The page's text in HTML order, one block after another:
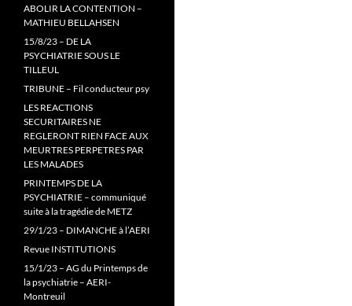
ABOLIR LA CONTENTION –
MATHIEU BELLAHSEN
15/8/23 – DE LA
PSYCHIATRIE SOUS LE
TILLEUL
TRIBUNE – Fil conducteur psy
LES REACTIONS
SECURITAIRES NE
REGLERONT RIEN FACE AUX
MEURTRES PERPETRES PAR
LES MALADES
PRINTEMPS DE LA
PSYCHIATRIE – communiqué
suite à la tragédie de METZ
29/1/23 – DIMANCHE à l’AERI
Revue INSTITUTIONS
15/1/23 – AG du Printemps de
la psychiatrie – AERI-
Montreuil